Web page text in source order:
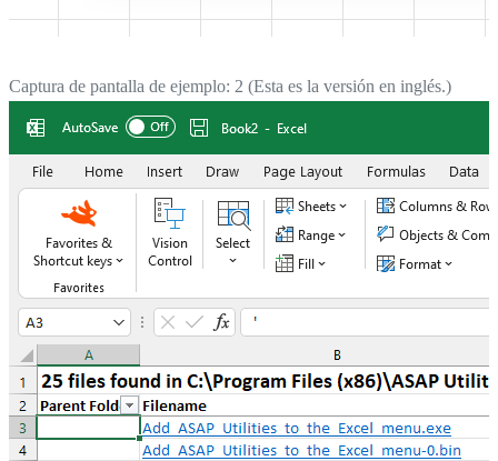
Captura de pantalla de ejemplo: 2 (Esta es la versión en inglés.)